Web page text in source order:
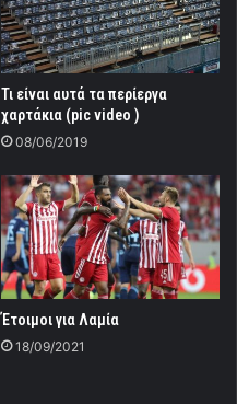
Τι είναι αυτά τα περίεργα
χαρτάκια (pic video )
08/06/2019
Έτοιμοι για Λαμία
18/09/2021